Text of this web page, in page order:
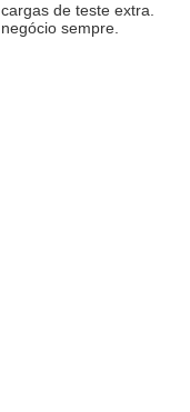
de teste extra.
sempre.